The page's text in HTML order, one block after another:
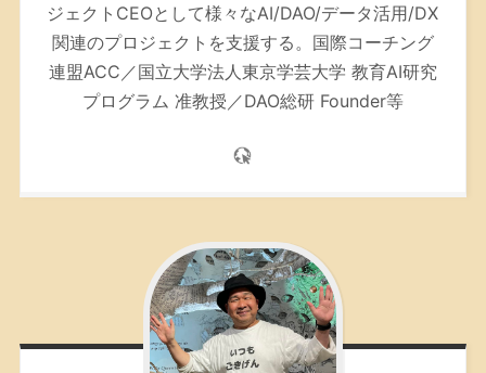
ジェクトCEOとして様々なAI/DAO/データ活用/DX
関連のプロジェクトを支援する。 国際コーチング
連盟ACC／国立大学法人東京学芸大学 教育AI研究
プログラム 准教授／DAO総研 Founder等